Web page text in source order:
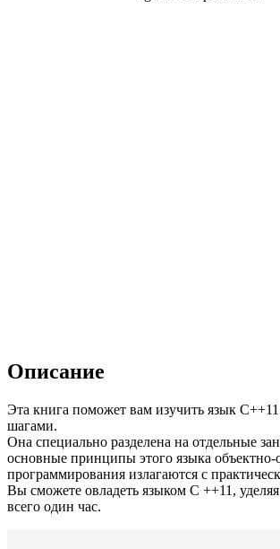
Описание
Эта книга поможет вам изучить язык
шагами.
Она специ­ально разделена на отдельные
основные принципы этого языка объектно-
программирования излагаются с
Вы сможете овладеть языком С ++11,
всего один час.